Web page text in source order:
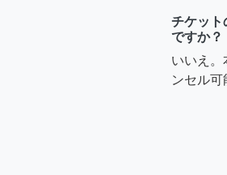
チケット
ですか？
いいえ。
ンセル可